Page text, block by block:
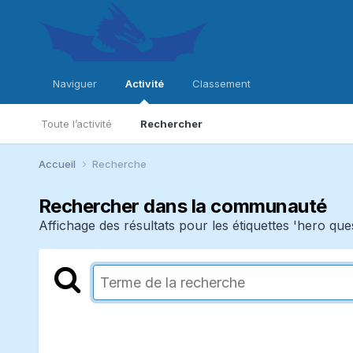
Naviguer Activité
Toute l’activité Rechercher
Classement
Accueil Recherche
Rechercher dans la communauté
Affichage des résultats pour les étiquettes 'hero